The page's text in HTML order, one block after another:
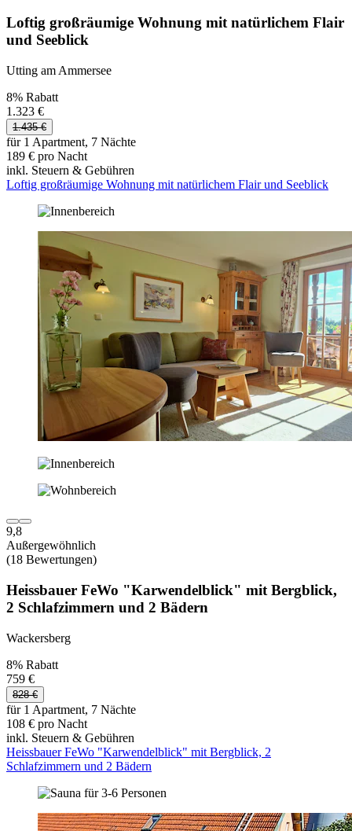
Loftig großräumige Wohnung mit natürlichem Flair
und Seeblick
Utting am Ammersee
8% Rabatt
1.323 €
1.435 €
für 1 Apartment, 7 Nächte
189 € pro Nacht
inkl. Steuern & Gebühren
Loftig großräumige Wohnung mit natürlichem Flair und Seeblick
9,8
Außergewöhnlich
(18 Bewertungen)
Heissbauer FeWo "Karwendelblick" mit Bergblick,
2 Schlafzimmern und 2 Bädern
Wackersberg
8% Rabatt
759 €
828 €
für 1 Apartment, 7 Nächte
108 € pro Nacht
inkl. Steuern & Gebühren
Heissbauer FeWo "Karwendelblick" mit Bergblick, 2
Schlafzimmern und 2 Bädern